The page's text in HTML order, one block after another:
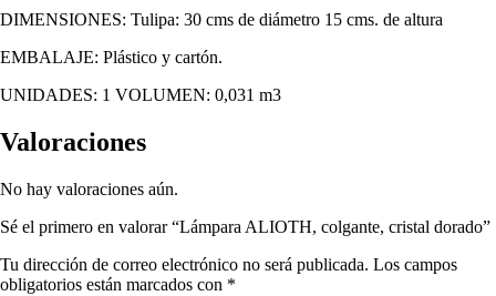
DIMENSIONES: Tulipa: 30 cms de diámetro 15 cms. de altura
EMBALAJE: Plástico y cartón.
UNIDADES: 1 VOLUMEN: 0,031 m3
Valoraciones
No hay valoraciones aún.
Sé el primero en valorar “Lámpara ALIOTH, colgante, cristal dorado”
Tu dirección de correo electrónico no será publicada. Los campos
obligatorios están marcados con *